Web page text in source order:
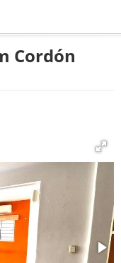
Cordón